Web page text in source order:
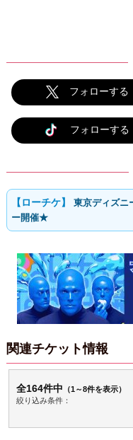
フォローする
フォローする
東京ディズニ
ー開催★
関連チケット情報
全164件中 （1～8件を表示）
絞り込み条件：